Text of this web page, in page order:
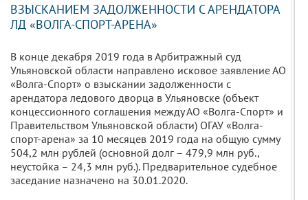
КОНТАКТЫ
ВЗЫСКАНИЕМ ЗАДОЛЖЕННОСТИ С АРЕНДАТОРА
ЛД «ВОЛГА-СПОРТ-АРЕНА»
В конце декабря 2019 года в Арбитражный суд
Ульяновской области направлено исковое заявление АО
«Волга-Спорт» о взыскании задолженности с
арендатора ледового дворца в Ульяновске (объект
концессионного соглашения между АО «Волга-Спорт» и
Правительством Ульяновской области) ОГАУ «Волга-
спорт-арена» за 10 месяцев 2019 года на общую сумму
504,2 млн рублей (основной долг – 479,9 млн руб.,
неустойка – 24,3 млн руб.). Предварительное судебное
заседание назначено на 30.01.2020.